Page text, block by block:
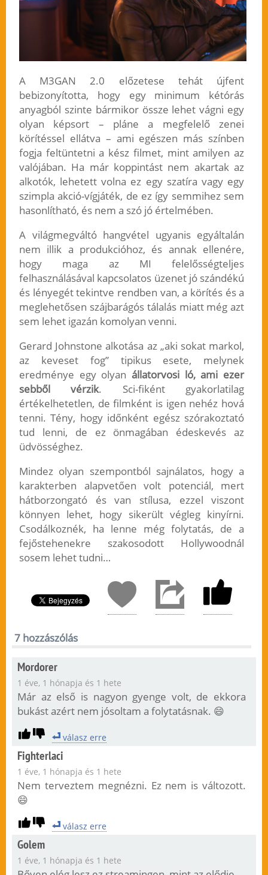
A M3GAN 2.0 előzetese tehát újfent
bebizonyította, hogy egy minimum kétórás
anyagból szinte bármikor össze lehet vágni egy
olyan képsort – pláne a megfelelő zenei
körítéssel ellátva – ami egészen más színben
fogja feltüntetni a kész filmet, mint amilyen az
valójában. Ha már koppintást nem akartak az
alkotók, lehetett volna ez egy szatíra vagy egy
szimpla akció-vígjáték, de ez így semmihez sem
hasonlítható, és nem a szó jó értelmében.
A világmegváltó hangvétel ugyanis egyáltalán
nem illik a produkcióhoz, és annak ellenére,
hogy maga az MI felelősségteljes
felhasználásával kapcsolatos üzenet jó szándékú
és lényegét tekintve rendben van, a körítés és a
meglehetősen szájbarágós tálalás miatt még azt
sem lehet igazán komolyan venni.
Gerard Johnstone alkotása az „aki sokat markol,
az keveset fog” tipikus esete, melynek
eredménye egy olyanállatorvosi ló, ami ezer
sebből vérzik. Sci-fiként gyakorlatilag
értékelhetetlen, de filmként is igen nehéz hová
tenni. Tény, hogy időnként egész szórakoztató
tud lenni, de ez önmagában édeskevés az
üdvösséghez.
Mindez olyan szempontból sajnálatos, hogy a
karakterben alapvetően volt potenciál, mert
hátborzongató és van stílusa, ezzel viszont
könnyen lehet, hogy sikerült végleg kinyírni.
Csodálkoznék, ha lenne még folytatás, de a
fejőstehenekre szakosodott Hollywoodnál
sosem lehet tudni…
7 hozzászólás
Mordorer
1 éve, 1 hónapja és 1 hete
Már az első is nagyon gyenge volt, de ekkora
bukást azért nem jósoltam a folytatásnak. 😄
válasz erre
Fighterlaci
1 éve, 1 hónapja és 1 hete
Nem terveztem megnézni. Ez nem is változott.
😄
válasz erre
Golem
1 éve, 1 hónapja és 1 hete